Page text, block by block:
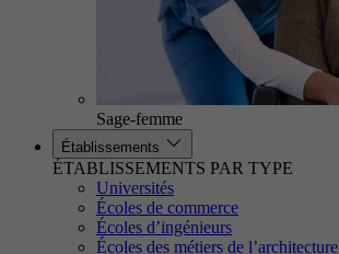
Sage-femme
Établissements
ÉTABLISSEMENTS PAR TYPE
Universités
Écoles de commerce
Écoles d’ingénieurs
Écoles des métiers de l’architecture